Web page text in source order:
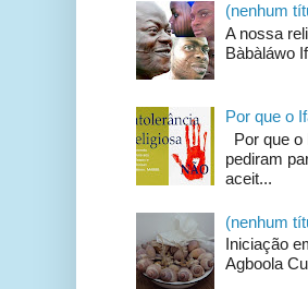
(nenhum
A nossa
Bàbàláwo
Por que o
Por que o
pediram
aceit...
(nenhum
Iniciação
Agboola